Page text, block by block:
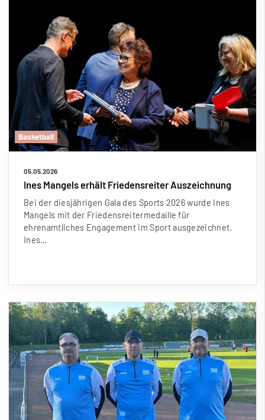
Basketball
05.05.2026
Ines Mangels erhält Friedensreiter Auszeichnung
Bei der diesjährigen Gala des Sports 2026 wurde Ines
Mangels mit der Friedensreitermedaille für
ehrenamtliches Engagement im Sport ausgezeichnet.
Ines…